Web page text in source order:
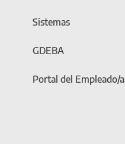
Sistemas
GDEBA
Portal del Empleado/a